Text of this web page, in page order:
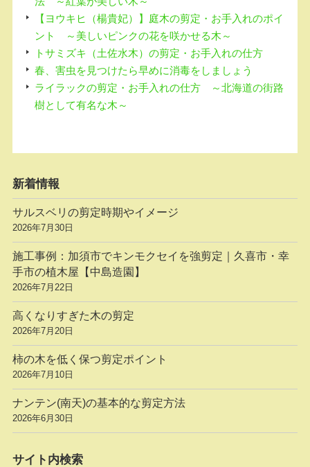
【ヨウキヒ（楊貴妃）】庭木の剪定・お手入れのポイ
ント ～美しいピンクの花を咲かせる木～
トサミズキ（土佐水木）の剪定・お手入れの仕方
春、害虫を見つけたら早めに消毒をしましょう
ライラックの剪定・お手入れの仕方 ～北海道の街路
樹として有名な木～
新着情報
サルスベリの剪定時期やイメージ
2026年7月30日
施工事例：加須市でキンモクセイを強剪定｜久喜市・幸
手市の植木屋【中島造園】
2026年7月22日
高くなりすぎた木の剪定
2026年7月20日
柿の木を低く保つ剪定ポイント
2026年7月10日
ナンテン(南天)の基本的な剪定方法
2026年6月30日
サイト内検索